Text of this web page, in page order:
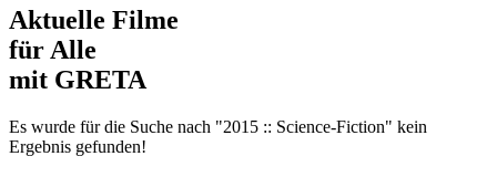
Aktuelle Filme
für Alle
mit GRETA
Es wurde für die Suche nach "2015 :: Science-Fiction" kein
Ergebnis gefunden!